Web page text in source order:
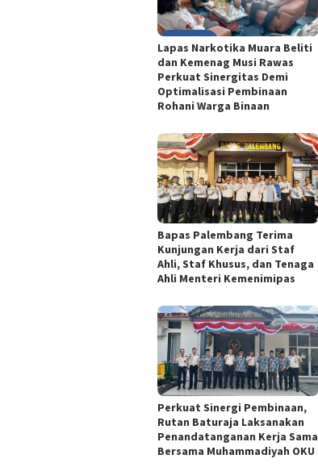
Lapas Narkotika Muara Beliti
dan Kemenag Musi Rawas
Perkuat Sinergitas Demi
Optimalisasi Pembinaan
Rohani Warga Binaan
Bapas Palembang Terima
Kunjungan Kerja dari Staf
Ahli, Staf Khusus, dan Tenaga
Ahli Menteri Kemenimipas
Perkuat Sinergi Pembinaan,
Rutan Baturaja Laksanakan
Penandatanganan Kerja Sama
Bersama Muhammadiyah OKU